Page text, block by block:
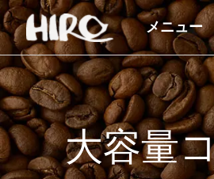
メニュー
自家焙煎コーヒー豆
コーヒー豆（すべて）
コーヒーマイスターセレクト
大容量